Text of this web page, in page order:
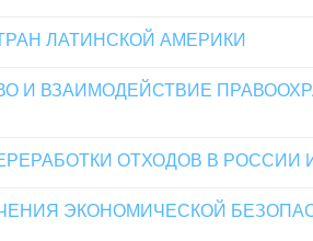
ЛАТИНСКОЙ АМЕРИКИ
И ВЗАИМОДЕЙСТВИЕ
ОТХОДОВ В РОССИИ
ЭКОНОМИЧЕСКОЙ